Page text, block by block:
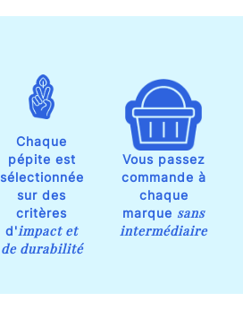
Chaque
pépite est
sélectionnée
sur des
critères
d'impact et
de durabilité
Vous passez
commande à
chaque
marque sans
intermédiaire